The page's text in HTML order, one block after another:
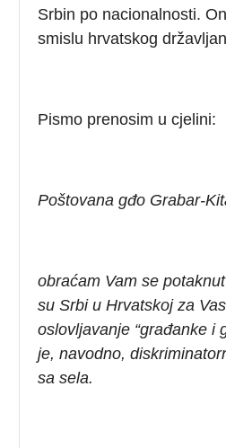
Srbin po nacionalnosti.
smislu hrvatskog
Pismo prenosim u cjelini:
Poštovana gđo Grabar-
obraćam Vam se
su Srbi u Hrvatskoj za
oslovljavanje “građanke i
je, navodno,
sa sela.